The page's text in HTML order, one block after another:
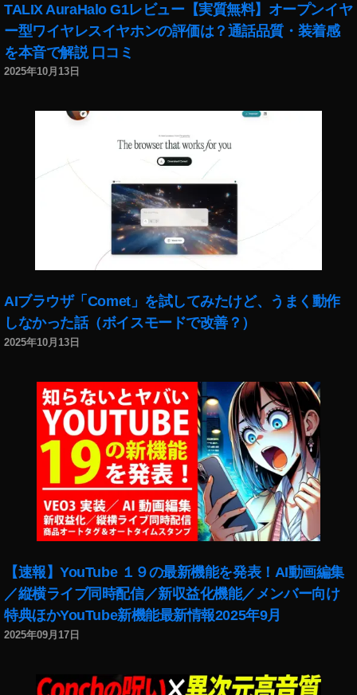
TALIX AuraHalo G1レビュー【実質無料】オープンイヤ
ー型ワイヤレスイヤホンの評価は？通話品質・装着感
を本音で解説 口コミ
2025年10月13日
AIブラウザ「Comet」を試してみたけど、うまく動作
しなかった話（ボイスモードで改善？）
2025年10月13日
【速報】YouTube １９の最新機能を発表！AI動画編集
／縦横ライブ同時配信／新収益化機能／メンバー向け
特典ほかYouTube新機能最新情報2025年9月
2025年09月17日